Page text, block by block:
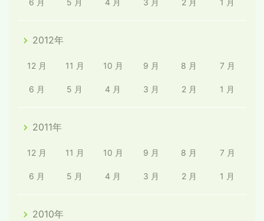
6 月 5 月 4 月 3 月 2 月 1 月
2012年
12 月 11 月 10 月 9 月 8 月 7 月
6 月 5 月 4 月 3 月 2 月 1 月
2011年
12 月 11 月 10 月 9 月 8 月 7 月
6 月 5 月 4 月 3 月 2 月 1 月
2010年